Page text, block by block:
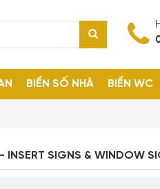
BIỂN SỐ NHÀ BIỂN WC
INSERT SIGNS & WINDOW